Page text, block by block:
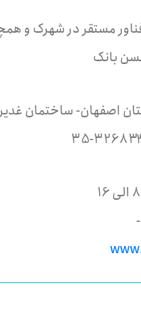
مستقر در شهرک و
بانک
اصفهان- ساختمان غدیر